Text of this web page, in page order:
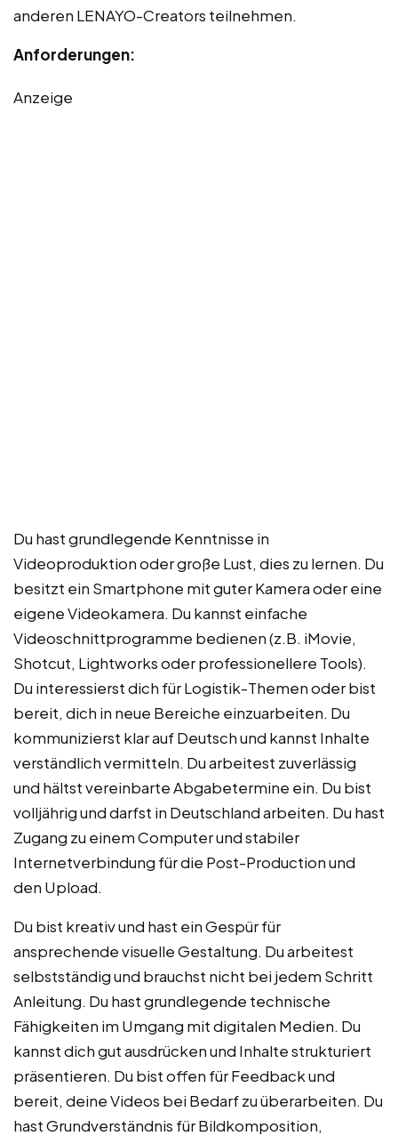
anderen LENAYO-Creators teilnehmen.
Anforderungen:
Anzeige
Du hast grundlegende Kenntnisse in
Videoproduktion oder große Lust, dies zu lernen. Du
besitzt ein Smartphone mit guter Kamera oder eine
eigene Videokamera. Du kannst einfache
Videoschnittprogramme bedienen (z.B. iMovie,
Shotcut, Lightworks oder professionellere Tools).
Du interessierst dich für Logistik-Themen oder bist
bereit, dich in neue Bereiche einzuarbeiten. Du
kommunizierst klar auf Deutsch und kannst Inhalte
verständlich vermitteln. Du arbeitest zuverlässig
und hältst vereinbarte Abgabetermine ein. Du bist
volljährig und darfst in Deutschland arbeiten. Du hast
Zugang zu einem Computer und stabiler
Internetverbindung für die Post-Production und
den Upload.
Du bist kreativ und hast ein Gespür für
ansprechende visuelle Gestaltung. Du arbeitest
selbstständig und brauchst nicht bei jedem Schritt
Anleitung. Du hast grundlegende technische
Fähigkeiten im Umgang mit digitalen Medien. Du
kannst dich gut ausdrücken und Inhalte strukturiert
präsentieren. Du bist offen für Feedback und
bereit, deine Videos bei Bedarf zu überarbeiten. Du
hast Grundverständnis für Bildkomposition,